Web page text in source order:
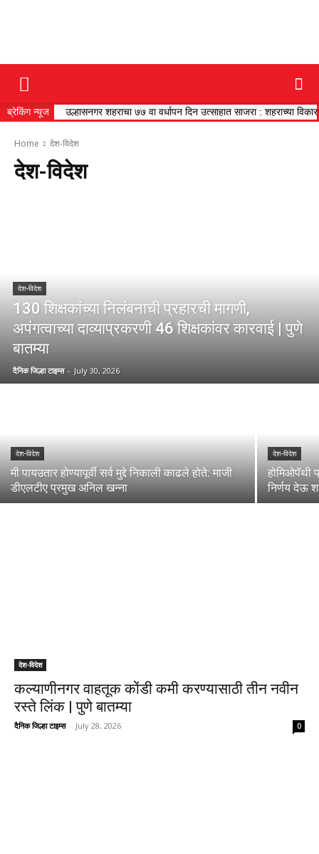
DAINIK
ब्रेकिंग न्यूज उल्हासनगर शहराचा ७७ वा वर्धापन दिन उत्साहात साजरा : शहराच्या
Home देश-विदेश
देश-विदेश
देश-विदेश
130 शिक्षकांच्या निलंबनाची प्रहारची मागणी,
अपंगत्वाच्या दाव्याप्रकरणी 46 शिक्षकांवर कारवाई | पुणे
बातम्या
दैनिक जिल्हा टाइम्स - July 30, 2026
देश-विदेश
मी पायउतार होण्यापूर्वी सर्व मुद्दे निकाली काढले होते: माजी
डीएलटीए प्रमुख अनिल खन्ना
देश-विदेश
होमिओपॅथी
निर्णय देऊ
देश-विदेश
कल्याणीनगर वाहतूक कोंडी कमी करण्यासाठी तीन नवीन
रस्ते लिंक | पुणे बातम्या
दैनिक जिल्हा टाइम्स - July 28, 2026 0